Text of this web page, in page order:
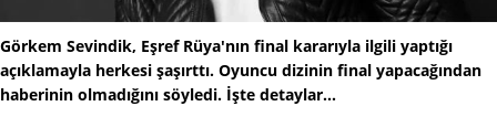
Görkem Sevindik, Eşref Rüya'nın final kararıyla ilgili yaptığı
açıklamayla herkesi şaşırttı. Oyuncu dizinin final yapacağından
haberinin olmadığını söyledi. İşte detaylar...